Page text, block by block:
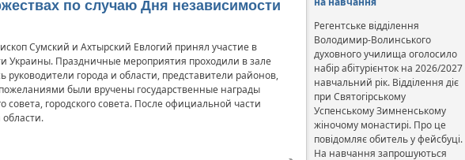
по случаю Дня независимости
Сумский и Ахтырский Евлогий принял участие в
Украины. Праздничные мероприятия проходили в зале
города и области, представители районов,
были вручены государственные награды
городского совета. После официальной части
Регентське відділення
Володимир-Волинського
духовного училища оголосило
набір абітурієнток на 2026/2027
навчальний рік. Відділення діє
при Святогірському
Успенському Зимненському
жіночому монастирі. Про це
повідомляє обитель у фейсбуці.
На навчання запрошуються